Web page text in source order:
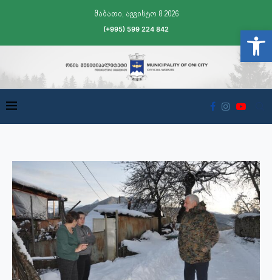
შაბათი, აგვისტო 8 2026
(+995) 599 224 842